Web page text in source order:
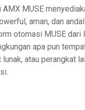
MUSE
aman, dan
otomasi MUSE dari
apa pun
atau perangkat